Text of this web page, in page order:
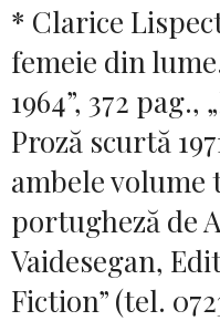
* Clarice
fe­meie din
1964”, 372
Proză scur­­tă
ambele volume
portugheză de
Vaidesegan,
Fiction” (tel.